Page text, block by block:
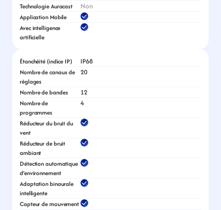
Technologie Auracast
Non
Application Mobile
Avec intelligence
artificielle
Étanchéité (indice IP) IP68
Nombre de canaux de
réglages
20
Nombre de bandes 12
Nombre de
programmes
4
Réducteur du bruit du
vent
Réducteur de bruit
ambiant
Détection automatique
d’environnement
Adaptation binaurale
intelligente
Capteur de mouvement